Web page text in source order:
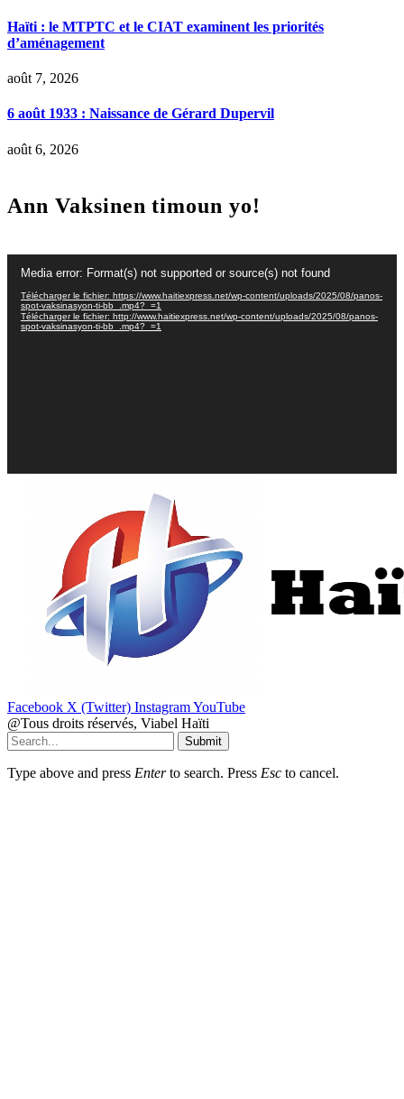
Haïti : le MTPTC et le CIAT examinent les priorités
d’aménagement
août 7, 2026
6 août 1933 : Naissance de Gérard Dupervil
août 6, 2026
Ann Vaksinen timoun yo!
vidéo
Media error: Format(s) not supported or source(s) not found
Télécharger le fichier: https://www.haitiexpress.net/wp-content/uploads/2025/08/panos-
spot-vaksinasyon-ti-bb_.mp4?_=1
Télécharger le fichier: http://www.haitiexpress.net/wp-content/uploads/2025/08/panos-
spot-vaksinasyon-ti-bb_.mp4?_=1
Facebook X (Twitter) InstagramYouTube
@Tous droits réservés, Viabel Haïti
Submit
Type above and press Enterto search. Press Esc to cancel.